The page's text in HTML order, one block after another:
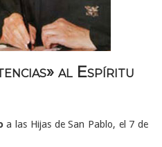
al Espíritu
a las Hijas de San Pablo, el 7 de